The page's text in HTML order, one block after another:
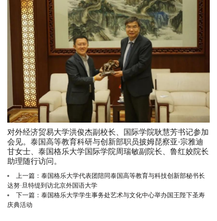
对外经济贸易大学洪俊杰副校长、国际学院耿慧芳书记参加
会见。泰国高等教育科研与创新部职员披姆琵察亚·宗雅迪
甘女士、泰国格乐大学国际学院周瑞敏副院长、鲁红姣院长
助理随行访问。
上一篇：泰国格乐大学代表团陪同泰国高等教育与科技创新部秘书长
达努·旦特缇到访北京外国语大学
下一篇：泰国格乐大学学生事务处艺术与文化中心举办国王陛下圣寿
庆典活动